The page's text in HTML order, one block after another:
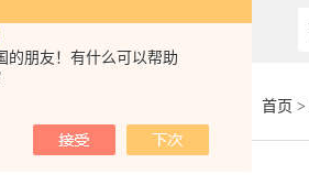
的朋友！有什么可以帮助
首页 >